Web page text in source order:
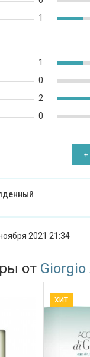
1
1
0
2
0
2021 21:34
от
ХИТ